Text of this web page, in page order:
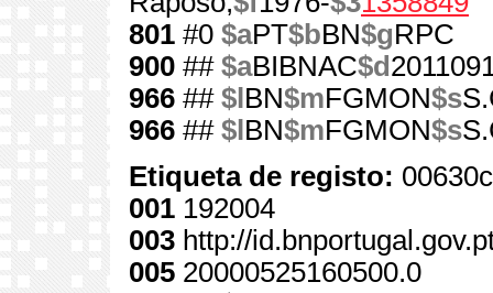
801 #0 $aPT$bBN$gRPC
900 ## $aBIBNAC$d
966 ## $l BN$mFGMON$s
966 ## $l BN$mFGMON$s
Etiqueta de registo:
001 192004
003 http://
005 20000525160500.0